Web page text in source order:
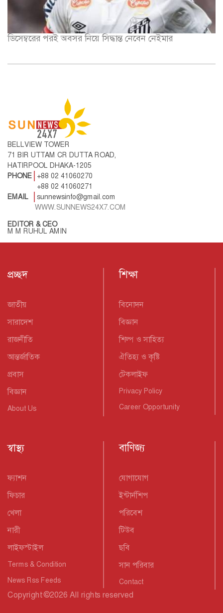
ডিসেম্বরের পরই অবসর নিয়ে সিদ্ধান্ত নেবেন নেইমার
BELLVIEW TOWER
71 BIR UTTAM CR DUTTA ROAD,
HATIRPOOL DHAKA-1205
PHONE
+88 02 41060270
+88 02 41060271
EMAIL
sunnewsinfo@gmail.com
WWW.SUNNEWS24X7.COM
EDITOR & CEO
M M RUHUL AMIN
প্রচ্ছদ
জাতীয়
সারাদেশ
রাজনীতি
আন্তর্জাতিক
প্রবাস
বিজ্ঞান
About Us
শিক্ষা
বিনোদন
বিজ্ঞান
শিল্প ও সাহিত্য
ঐতিহ্য ও কৃষ্টি
টেকলাইফ
Privacy Policy
Career Opportunity
স্বাস্থ্য
ফ্যাশন
ফিচার
খেলা
নারী
লাইফস্টাইল
Terms & Condition
News Rss Feeds
বাণিজ্য
যোগাযোগ
ইন্টার্নশিপ
পরিবেশ
টিউব
ছবি
সান পরিবার
Contact
Copyright©2026 All rights reserved